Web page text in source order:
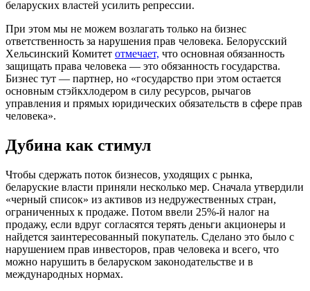
беларуских властей усилить репрессии.
При этом мы не можем возлагать только на бизнес
ответственность за нарушения прав человека. Белорусский
Хельсинский Комитет отмечает, что основная обязанность
защищать права человека — это обязанность государства.
Бизнес тут — партнер, но «государство при этом остается
основным стэйкхлодером в силу ресурсов, рычагов
управления и прямых юридических обязательств в сфере прав
человека».
Дубина как стимул
Чтобы сдержать поток бизнесов, уходящих с рынка,
беларуские власти приняли несколько мер. Сначала утвердили
«черный список» из активов из недружественных стран,
ограниченных к продаже. Потом ввели 25%-й налог на
продажу, если вдруг согласятся терять деньги акционеры и
найдется заинтересованный покупатель. Сделано это было с
нарушением прав инвесторов, прав человека и всего, что
можно нарушить в беларуском законодательстве и в
международных нормах.